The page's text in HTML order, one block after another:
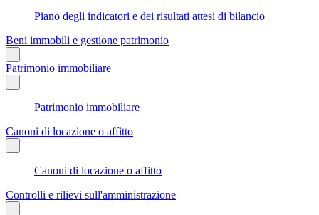
Piano degli indicatori e dei risultati attesi di bilancio
Beni immobili e gestione patrimonio
Patrimonio immobiliare
Patrimonio immobiliare
Canoni di locazione o affitto
Canoni di locazione o affitto
Controlli e rilievi sull'amministrazione